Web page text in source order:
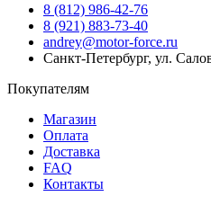
8 (812) 986-42-76
8 (921) 883-73-40
andrey@motor-force.ru
Санкт-Петербург, ул.
Покупателям
Магазин
Оплата
Доставка
FAQ
Контакты